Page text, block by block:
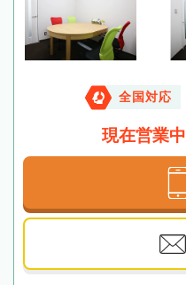
全国対応
現在営業中